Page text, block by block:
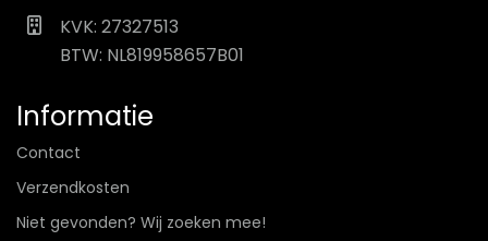
KVK: 27327513
BTW: NL819958657B01
Informatie
Contact
Verzendkosten
Niet gevonden? Wij zoeken mee!